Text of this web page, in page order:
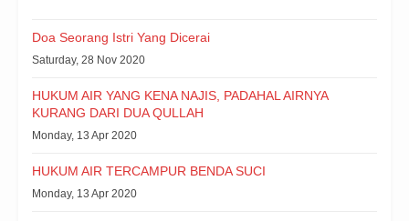
Doa Seorang Istri Yang Dicerai
Saturday, 28 Nov 2020
HUKUM AIR YANG KENA NAJIS, PADAHAL AIRNYA
KURANG DARI DUA QULLAH
Monday, 13 Apr 2020
HUKUM AIR TERCAMPUR BENDA SUCI
Monday, 13 Apr 2020